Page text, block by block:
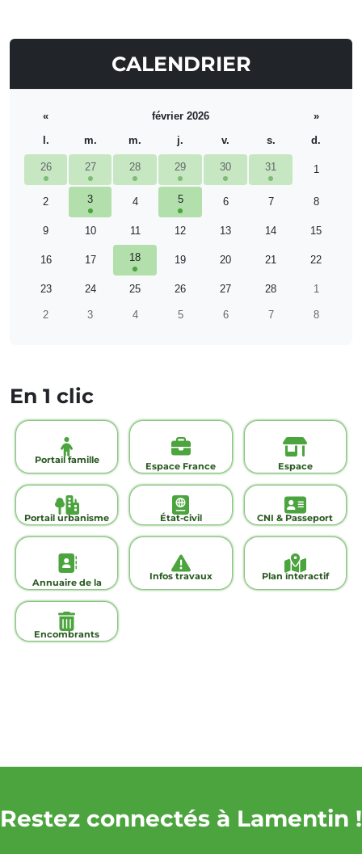
CALENDRIER
« février 2026
»
l.
m. m. j. v. s. d.
26 27 28 29 30 31 1
2 3 4 5 6 7 8
9 10 11 12 13 14 15
16 17 18 19 20 21 22
23 24 25 26 27 28 1
2 3 4 5 6 7 8
En 1 clic
Portail famille
Espace France
Espace
Portail urbanisme État-civil CNI & Passeport
Annuaire de la
Infos travaux Plan interactif
Encombrants
Restez connectés à Lamentin !